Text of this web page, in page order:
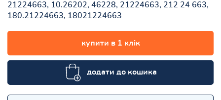
21224663, 10.26202, 46228, 21224663, 212 24 663,
180.21224663, 18021224663
купити в 1 клік
додати до кошика